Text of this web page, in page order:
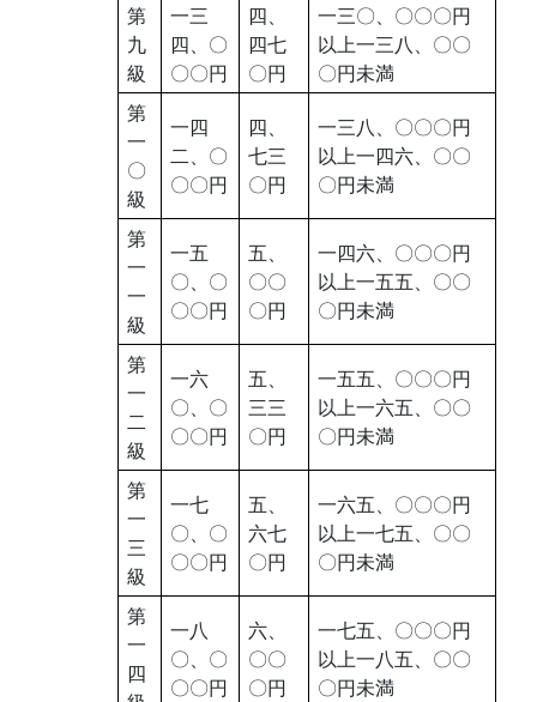
第
九
級
一三
四、〇
〇〇円
四、
四七
〇円
一三〇、〇〇〇円
以上一三八、〇〇
〇円未満
第
一
〇
級
一四
二、〇
〇〇円
四、
七三
〇円
一三八、〇〇〇円
以上一四六、〇〇
〇円未満
第
一
一
級
一五
〇、〇
〇〇円
五、
〇〇
〇円
一四六、〇〇〇円
以上一五五、〇〇
〇円未満
第
一
二
級
一六
〇、〇
〇〇円
五、
三三
〇円
一五五、〇〇〇円
以上一六五、〇〇
〇円未満
第
一
三
級
一七
〇、〇
〇〇円
五、
六七
〇円
一六五、〇〇〇円
以上一七五、〇〇
〇円未満
第
一
四
一八
〇、〇
〇〇円
六、
〇〇
〇円
一七五、〇〇〇円
以上一八五、〇〇
〇円未満